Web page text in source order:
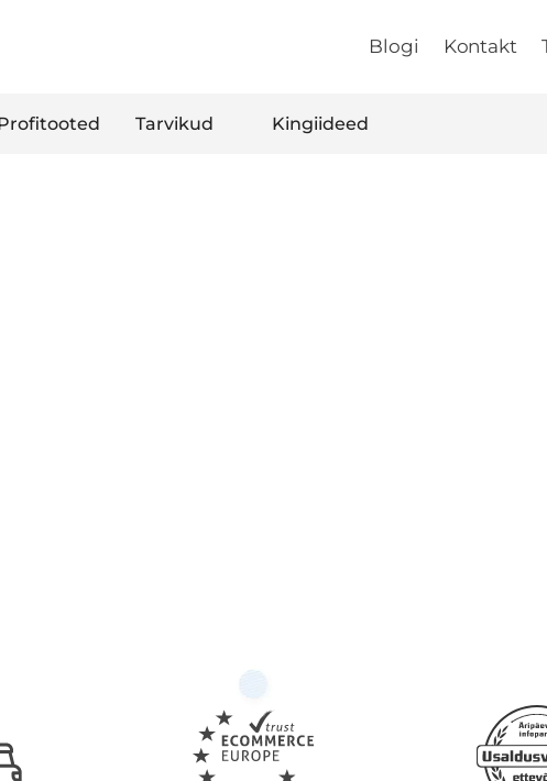
Blogi Kontakt
Tarvikud Kingiideed